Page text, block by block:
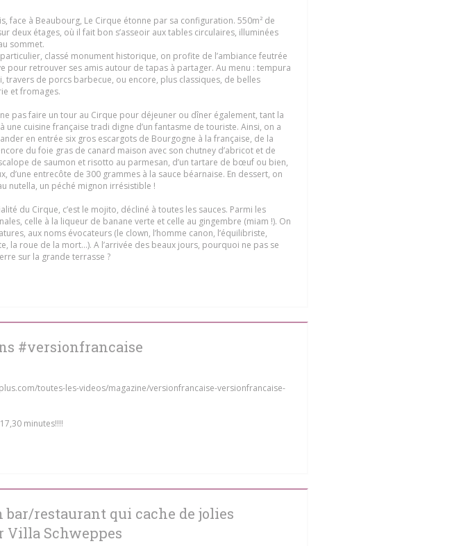
face à Beaubourg, Le Cirque étonne par sa configuration. 550m² de
deux étages, où il fait bon s’asseoir aux tables circulaires, illuminées
sommet.
classé monument historique, on profite de l’ambiance feutrée
pour retrouver ses amis autour de tapas à partager. Au menu : tempura
travers de porcs barbecue, ou encore, plus classiques, de belles
et fromages.
pas faire un tour au Cirque pour déjeuner ou dîner également, tant la
une cuisine française tradi digne d’un fantasme de touriste. Ainsi, on a
en entrée six gros escargots de Bourgogne à la française, de la
du foie gras de canard maison avec son chutney d’abricot et de
de saumon et risotto au parmesan, d’un tartare de bœuf ou bien,
d’une entrecôte de 300 grammes à la sauce béarnaise. En dessert, on
nutella, un péché mignon irrésistible !
du Cirque, c’est le mojito, décliné à toutes les sauces. Parmi les
celle à la liqueur de banane verte et celle au gingembre (miam !). On
aux noms évocateurs (le clown, l’homme canon, l’équilibriste,
la roue de la mort…). A l’arrivée des beaux jours, pourquoi ne pas se
sur la grande terrasse ?
#versionfrancaise
toutes-les-videos/magazine/versionfrancaise-versionfrancaise-
minutes!!!!
bar/restaurant qui cache de jolies
Villa Schweppes